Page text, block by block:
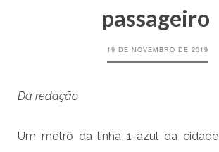
passageiro
19 DE NOVEMBRO DE 2019
Da redação
Um metrô da linha 1-azul da